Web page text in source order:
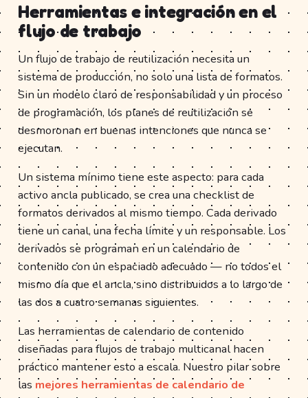
Herramientas e integración en el
flujo de trabajo
Un flujo de trabajo de reutilización necesita un
sistema de producción, no solo una lista de formatos.
Sin un modelo claro de responsabilidad y un proceso
de programación, los planes de reutilización se
desmoronan en buenas intenciones que nunca se
ejecutan.
Un sistema mínimo tiene este aspecto: para cada
activo ancla publicado, se crea una checklist de
formatos derivados al mismo tiempo. Cada derivado
tiene un canal, una fecha límite y un responsable. Los
derivados se programan en un calendario de
contenido con un espaciado adecuado — no todos el
mismo día que el ancla, sino distribuidos a lo largo de
las dos a cuatro semanas siguientes.
Las herramientas de calendario de contenido
diseñadas para flujos de trabajo multicanal hacen
práctico mantener esto a escala. Nuestro pilar sobre
las mejores herramientas de calendario de